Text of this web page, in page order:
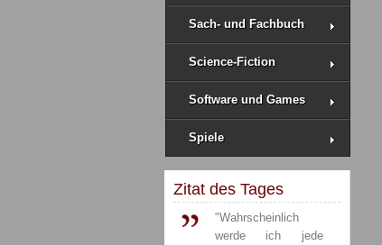
Sach- und Fachbuch
Science-Fiction
Software und Games
Spiele
Zitat des Tages
"Wahrscheinlich
werde ich jede